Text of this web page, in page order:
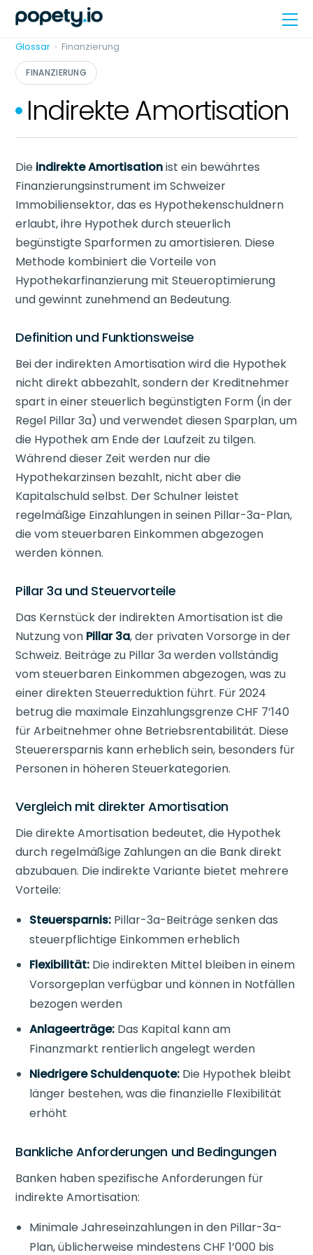
Skip
content
Glossar › Finanzierung
FINANZIERUNG
Indirekte Amortisation
Die indirekte Amortisationist ein bewährtes
Finanzierungsinstrument im Schweizer
Immobiliensektor, das es Hypothekenschuldnern
erlaubt, ihre Hypothek durch steuerlich
begünstigte Sparformen zu amortisieren. Diese
Methode kombiniert die Vorteile von
Hypothekarfinanzierung mit Steueroptimierung
und gewinnt zunehmend an Bedeutung.
Definition und Funktionsweise
Bei der indirekten Amortisation wird die Hypothek
nicht direkt abbezahlt, sondern der Kreditnehmer
spart in einer steuerlich begünstigten Form (in der
Regel Pillar 3a) und verwendet diesen Sparplan, um
die Hypothek am Ende der Laufzeit zu tilgen.
Während dieser Zeit werden nur die
Hypothekarzinsen bezahlt, nicht aber die
Kapitalschuld selbst. Der Schulner leistet
regelmäßige Einzahlungen in seinen Pillar-3a-Plan,
die vom steuerbaren Einkommen abgezogen
werden können.
Pillar 3a und Steuervorteile
Das Kernstück der indirekten Amortisation ist die
Nutzung von Pillar 3a, der privaten Vorsorge in der
Schweiz. Beiträge zu Pillar 3a werden vollständig
vom steuerbaren Einkommen abgezogen, was zu
einer direkten Steuerreduktion führt. Für 2024
betrug die maximale Einzahlungsgrenze CHF 7’140
für Arbeitnehmer ohne Betriebsrentabilität. Diese
Steuerersparnis kann erheblich sein, besonders für
Personen in höheren Steuerkategorien.
Vergleich mit direkter Amortisation
Die direkte Amortisation bedeutet, die Hypothek
durch regelmäßige Zahlungen an die Bank direkt
abzubauen. Die indirekte Variante bietet mehrere
Vorteile:
Steuersparnis: Pillar-3a-Beiträge senken das
steuerpflichtige Einkommen erheblich
Flexibilität: Die indirekten Mittel bleiben in einem
Vorsorgeplan verfügbar und können in Notfällen
bezogen werden
Anlageerträge: Das Kapital kann am
Finanzmarkt rentierlich angelegt werden
Niedrigere Schuldenquote: Die Hypothek bleibt
länger bestehen, was die finanzielle Flexibilität
erhöht
Bankliche Anforderungen und Bedingungen
Banken haben spezifische Anforderungen für
indirekte Amortisation:
Minimale Jahreseinzahlungen in den Pillar-3a-
Plan, üblicherweise mindestens CHF 1’000 bis